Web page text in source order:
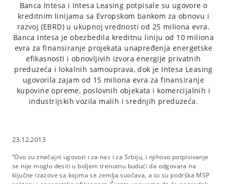
Banca Intesa i Intesa Leasing potpisale su ugovore o
kreditnim linijama sa Evropskom bankom za obnovu i
razvoj (EBRD) u ukupnoj vrednosti od 25 miliona evra.
Banca Intesa je obezbedila kreditnu liniju od 10 miliona
evra za finansiranje projekata unapređenja energetske
efikasnosti i obnovljivih izvora energije privatnih
preduzeća i lokalnih samouprava, dok je Intesa Leasing
ugovorila zajam od 15 miliona evra za finansiranje
kupovine opreme, poslovnih objekata i komercijalnih i
industrijskih vozila malih i srednjih preduzeća.
23.12.2013
“Ovo su značajni ugovori i za nas i za Srbiju, i njihovo potpisivanje
se nije moglo desiti u boljem trenutnu budući da odgovara na
ključne izazove sa kojima se zemlja suočava, a to su podrška MSP